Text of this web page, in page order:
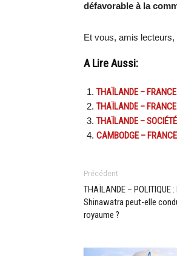
défavorable à la
Et vous, amis lecteurs,
A Lire Aussi:
THAÏLANDE –
THAÏLANDE –
THAÏLANDE –
CAMBODGE –
Précédent
THAÏLANDE – POLITIQUE
Shinawatra peut-elle
royaume ?